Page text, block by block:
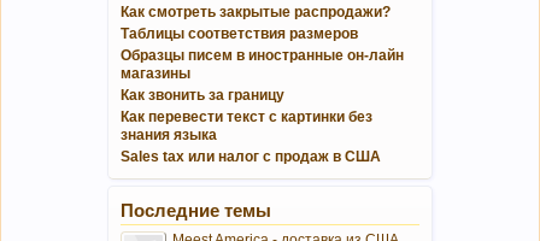
Как смотреть закрытые распродажи?
Таблицы соответствия размеров
Образцы писем в иностранные он-лайн
магазины
Как звонить за границу
Как перевести текст с картинки без
знания языка
Sales tax или налог с продаж в США
Последние темы